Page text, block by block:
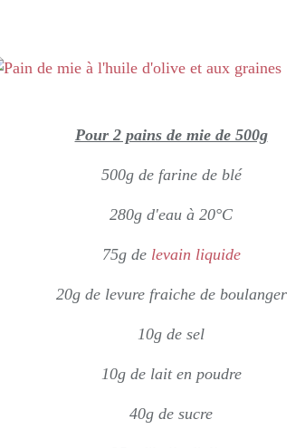
Pour 2 pains de mie de 500g
500g de farine de blé
280g d'eau à 20°C
75g de levain liquide
20g de levure fraiche de boulanger
10g de sel
10g de lait en poudre
40g de sucre